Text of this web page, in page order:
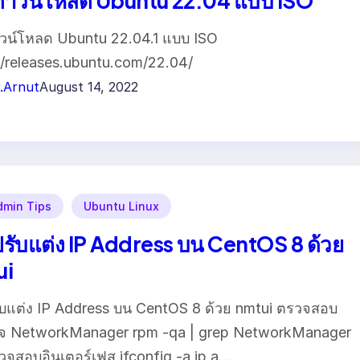
น์โหลด Ubuntu 22.04.1 แบบ ISO
22.04/
August 14, 2022
Tips Ubuntu Linux
บแต่ง IP Address บน CentOS 8 ด้วย
แต่ง IP Address บน CentOS 8 ด้วย nmtui ตรวจสอบ
NetworkManager rpm -qa | grep NetworkManager
จสอบอินเตอร์เฟส ifconfig -a ip a…